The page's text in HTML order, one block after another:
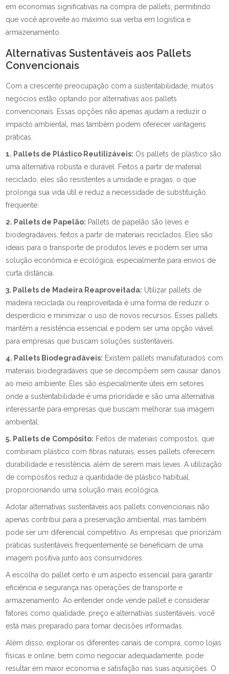
em economias significativas na compra de pallets, permitindo
que você aproveite ao máximo sua verba em logística e
armazenamento.
Alternativas Sustentáveis aos Pallets
Convencionais
Com a crescente preocupação com a sustentabilidade, muitos
negócios estão optando por alternativas aos pallets
convencionais. Essas opções não apenas ajudam a reduzir o
impacto ambiental, mas também podem oferecer vantagens
práticas.
1. Pallets de Plástico Reutilizáveis: Os pallets de plástico são
uma alternativa robusta e durável. Feitos a partir de material
reciclado, eles são resistentes a umidade e pragas, o que
prolonga sua vida útil e reduz a necessidade de substituição
frequente.
2. Pallets de Papelão: Pallets de papelão são leves e
biodegradáveis, feitos a partir de materiais reciclados. Eles são
ideais para o transporte de produtos leves e podem ser uma
solução econômica e ecológica, especialmente para envios de
curta distância.
3. Pallets de Madeira Reaproveitada: Utilizar pallets de
madeira reciclada ou reaproveitada é uma forma de reduzir o
desperdício e minimizar o uso de novos recursos. Esses pallets
mantêm a resistência essencial e podem ser uma opção viável
para empresas que buscam soluções sustentáveis.
4. Pallets Biodegradáveis: Existem pallets manufaturados com
materiais biodegradáveis que se decompõem sem causar danos
ao meio ambiente. Eles são especialmente úteis em setores
onde a sustentabilidade é uma prioridade e são uma alternativa
interessante para empresas que buscam melhorar sua imagem
ambiental.
5. Pallets de Compósito: Feitos de materiais compostos, que
combinam plástico com fibras naturais, esses pallets oferecem
durabilidade e resistência, além de serem mais leves. A utilização
de compósitos reduz a quantidade de plástico habitual,
proporcionando uma solução mais ecológica.
Adotar alternativas sustentáveis aos pallets convencionais não
apenas contribui para a preservação ambiental, mas também
pode ser um diferencial competitivo. As empresas que priorizam
práticas sustentáveis frequentemente se beneficiam de uma
imagem positiva junto aos consumidores.
A escolha do pallet certo é um aspecto essencial para garantir
eficiência e segurança nas operações de transporte e
armazenamento. Ao entender onde vende pallet e considerar
fatores como qualidade, preço e alternativas sustentáveis, você
está mais preparado para tomar decisões informadas.
Além disso, explorar os diferentes canais de compra, como lojas
físicas e online, bem como negociar adequadamente, pode
resultar em maior economia e satisfação nas suas aquisições. O